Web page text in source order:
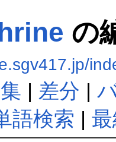
の
| 差分 |
語検索 |